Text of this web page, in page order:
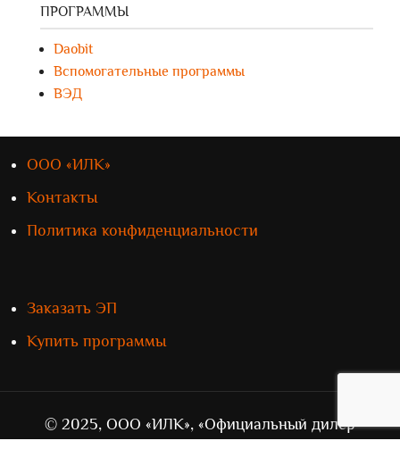
ПРОГРАММЫ
Daobit
Вспомогательные программы
ВЭД
ООО «ИЛК»
Контакты
Политика конфиденциальности
Заказать ЭП
Купить программы
© 2025, ООО «ИЛК», «Официальный дилер